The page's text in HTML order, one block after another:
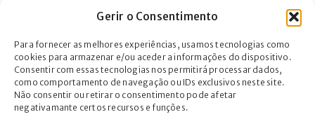
Gerir o Consentimento
Para fornecer as melhores experiências, usamos tecnologias como
cookies para armazenar e/ou aceder a informações do dispositivo.
Consentir com essas tecnologias nos permitirá processar dados,
como comportamento de navegação ou IDs exclusivos neste site.
Não consentir ou retirar o consentimento pode afetar
negativamante certos recursos e funções.
CONTACTOS
Largo da Igreja, 45, 3860-133 Avanca
Ver no mapa